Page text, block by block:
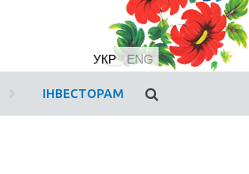
УКР ENG
ІНВЕСТОРАМ